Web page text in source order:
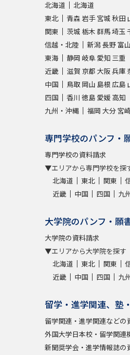
北海道
北海道
東北
青森 岩手 宮城 秋田
関東
茨城 栃木 群馬埼玉
信越・北陸
新潟長野 富山
東海
静岡 岐阜 愛知 三重
近畿
滋賀 京都 大阪兵庫
中国
鳥取 岡山 島根 広島
四国
香川 徳島 愛媛 高知
九州・沖縄
福岡 大分 宮崎
専門学校のパンフ・
専門学校の資料請求
▼エリアから専門学校を探
北海道
東北 関東
近畿
中国 四国 九
大学院のパンフ・願
大学院の資料請求
▼エリアから大学院を探す
北海道
東北 関東
近畿
中国 四国 九
留学・進学関連、塾
留学関連・進学関連などの
外国大学日本校・留学関連
新聞奨学会・進学情報誌の